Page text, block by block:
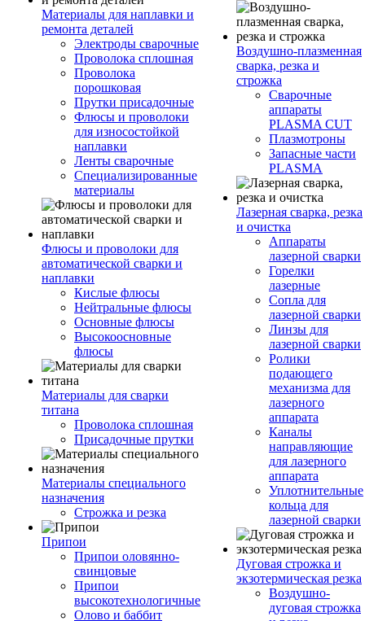
Материалы для наплавки и
ремонта деталей
Электроды сварочные
Проволока сплошная
Проволока
порошковая
Прутки присадочные
Флюсы и проволоки
для износостойкой
наплавки
Ленты сварочные
Специализированные
материалы
Флюсы и проволоки для
автоматической сварки и
наплавки
Кислые флюсы
Нейтральные флюсы
Основные флюсы
Высокоосновные
флюсы
Материалы для сварки
титана
Проволока сплошная
Присадочные прутки
Материалы специального
назначения
Строжка и резка
Припои
Припои оловянно-
свинцовые
Припои
высокотехнологичные
Олово и баббит
Воздушно-плазменная
сварка, резка и
строжка
Сварочные
аппараты
PLASMA CUT
Плазмотроны
Запасные части
PLASMA
Лазерная сварка, резка
и очистка
Аппараты
лазерной сварки
Горелки
лазерные
Сопла для
лазерной сварки
Линзы для
лазерной сварки
Ролики
подающего
механизма для
лазерного
аппарата
Каналы
направляющие
для лазерного
аппарата
Уплотнительные
кольца для
лазерной сварки
Дуговая строжка и
экзотермическая резка
Воздушно-
дуговая строжка